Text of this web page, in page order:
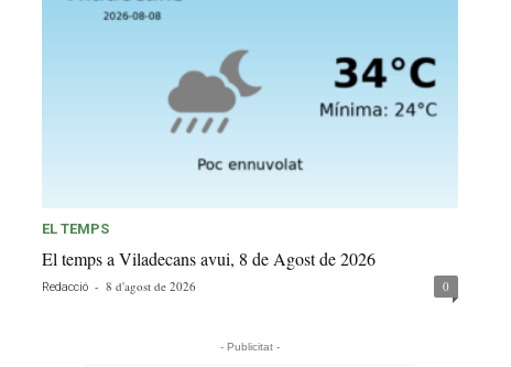
EL TEMPS
El temps a Viladecans avui, 8 de Agost de 2026
Redacció - 8 d'agost de 2026 0
- Publicitat -